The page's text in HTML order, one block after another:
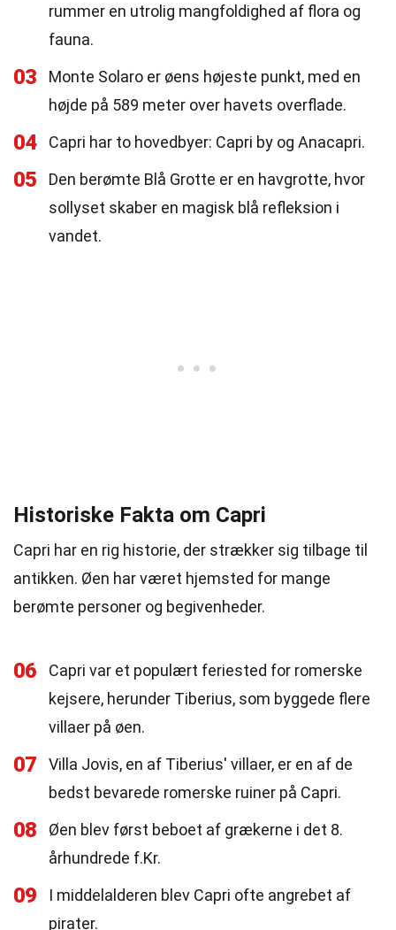
rummer en utrolig mangfoldighed af flora og
fauna.
03
Monte Solaro er øens højeste punkt, med en
højde på 589 meter over havets overflade.
04 Capri har to hovedbyer: Capri by og Anacapri.
05
Den berømte Blå Grotte er en havgrotte, hvor
sollyset skaber en magisk blå refleksion i
vandet.
Historiske Fakta om Capri
Capri har en rig historie, der strækker sig tilbage til
antikken. Øen har været hjemsted for mange
berømte personer og begivenheder.
06
Capri var et populært feriested for romerske
kejsere, herunder Tiberius, som byggede flere
villaer på øen.
07
Villa Jovis, en af Tiberius' villaer, er en af de
bedst bevarede romerske ruiner på Capri.
08
Øen blev først beboet af grækerne i det 8.
århundrede f.Kr.
09
I middelalderen blev Capri ofte angrebet af
pirater.